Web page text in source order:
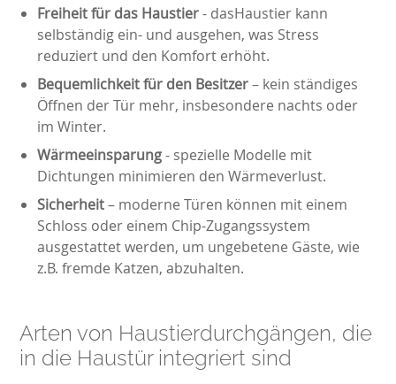
Freiheit für das Haustier - dasHaustier kann
selbständig ein- und ausgehen, was Stress
reduziert und den Komfort erhöht.
Bequemlichkeit für den Besitzer– kein ständiges
Öffnen der Tür mehr, insbesondere nachts oder
im Winter.
Wärmeeinsparung - spezielle Modelle mit
Dichtungen minimieren den Wärmeverlust.
Sicherheit– moderne Türen können mit einem
Schloss oder einem Chip-Zugangssystem
ausgestattet werden, um ungebetene Gäste, wie
z.B. fremde Katzen, abzuhalten.
Arten von Haustierdurchgängen, die
in die Haustür integriert sind